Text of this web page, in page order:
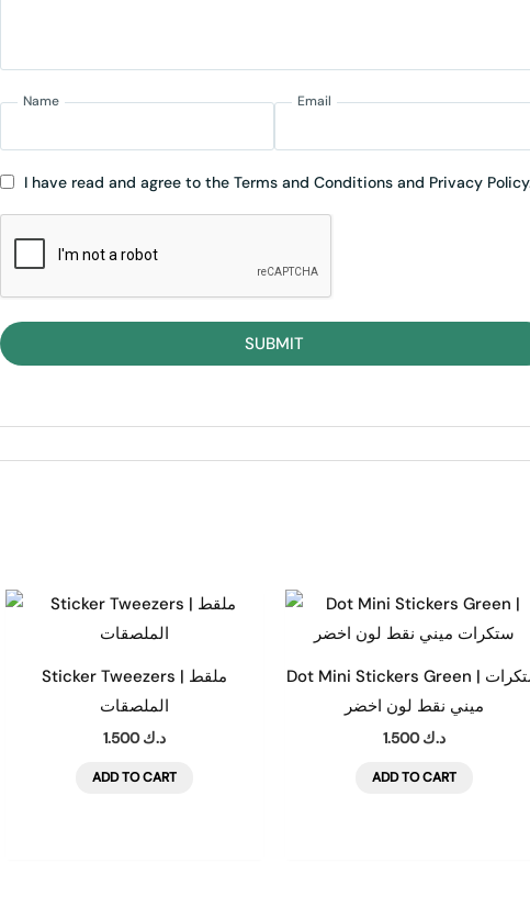
Name Email
I have read and agree to the Terms and Conditions and Privacy
SUBMIT
Sticker Tweezers | ملقط
الملصقات
د.ك1.500
ADD TO CART
Dot Mini Stickers Green | ستكرات
ميني نقط لون اخضر
د.ك1.500
ADD TO CART